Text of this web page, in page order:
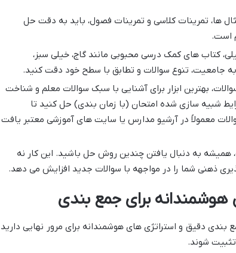
ها، تمرینات کلاسی و تمرینات فصول، باید به دقت حل
است.
کتاب های کمک درسی محبوبی مانند گاج، خیلی سبز،
به جامعیت، تنوع سوالات و تطابق با سطح خود دقت کنید.
بهترین ابزار برای آشنایی با سبک سوالات معلم و شناخت
شبیه سازی شده امتحان (با زمان بندی) حل کنید تا
معمولاً در آرشیو مدارس یا سایت های آموزشی معتبر یافت
همیشه به دنبال یافتن چندین روش حل باشید. این کار نه
ذهنی شما را در مواجهه با سوالات جدید افزایش می دهد.
هوشمندانه برای جمع بندی
بندی دقیق و استراتژی های هوشمندانه برای مرور نهایی دارید
شوند.